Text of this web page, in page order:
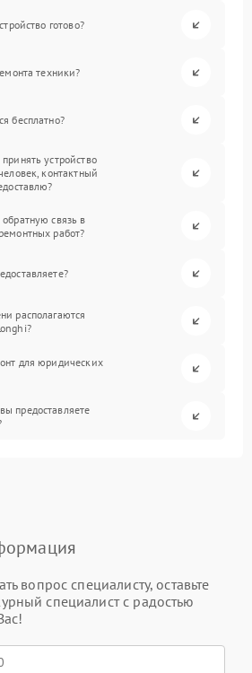
готово?
техники?
бесплатно?
устройство
контактный
связь в
работ?
располагаются
для юридических
предоставляете
вопрос специалисту, оставьте
специалист с радостью